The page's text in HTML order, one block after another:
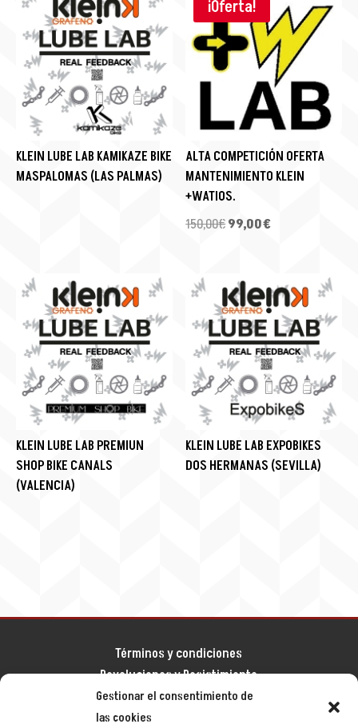
Gestionar el consentimiento de
las cookies
KLEIN LUBE LAB KAMIKAZE BIKE
MASPALOMAS (LAS PALMAS)
¡Oferta!
ALTA COMPETICIÓN OFERTA
MANTENIMIENTO KLEIN
+WATIOS.
150,00€El
era:
150,00€.
99,00€El
es:
99,00€.
KLEIN LUBE LAB PREMIUN
SHOP BIKE CANALS
(VALENCIA)
KLEIN LUBE LAB EXPOBIKES
DOS HERMANAS (SEVILLA)
Términos y condiciones
Devoluciones y Desistimiento
Aviso legal
Política de privacidad